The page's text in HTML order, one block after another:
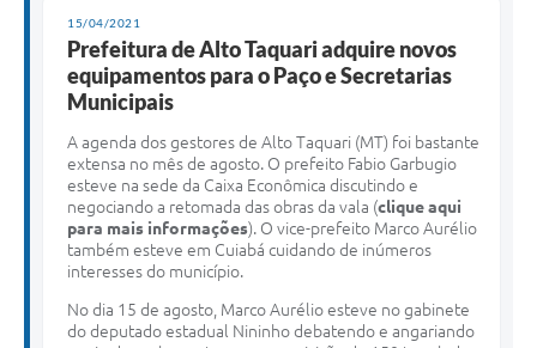
15/04/2021
Prefeitura de Alto Taquari adquire novos
equipamentos para o Paço e Secretarias
Municipais
A agenda dos gestores de Alto Taquari (MT) foi bastante
extensa no mês de agosto. O prefeito Fabio Garbugio
esteve na sede da Caixa Econômica discutindo e
negociando a retomada das obras da vala (clique aqui
para mais informações). O vice-prefeito Marco Aurélio
também esteve em Cuiabá cuidando de inúmeros
interesses do município.
No dia 15 de agosto, Marco Aurélio esteve no gabinete
do deputado estadual Nininho debatendo e angariando